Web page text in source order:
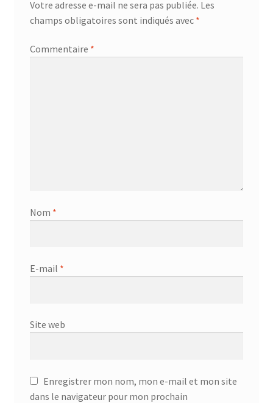
Votre adresse e-mail ne sera pas publiée. Les
champs obligatoires sont indiqués avec *
Commentaire *
Nom *
E-mail *
Site web
Enregistrer mon nom, mon e-mail et mon site
dans le navigateur pour mon prochain